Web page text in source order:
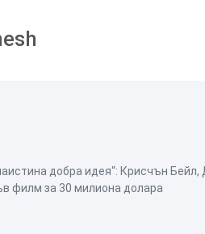
добра идея“: Крисчън
филм за 30 милиона долара